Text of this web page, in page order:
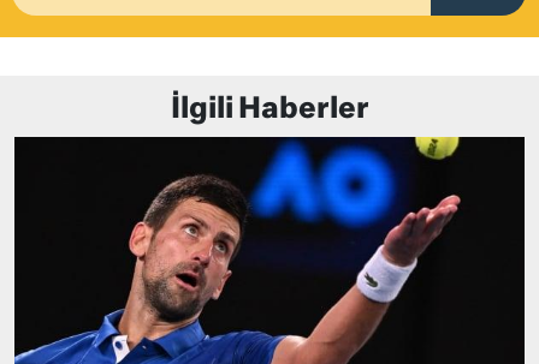
İlgili Haberler